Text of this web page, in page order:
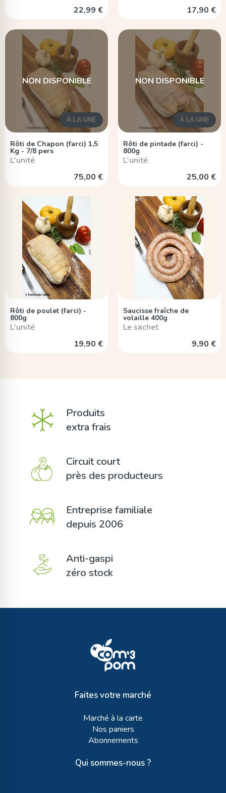
22,99 €
17,90 €
NON DISPONIBLE
À LA UNE
Rôti de Chapon (farci) 1,5
Kg - 7/8 pers
L'unité
75,00 €
NON DISPONIBLE
À LA UNE
Rôti de pintade (farci) -
800g
L'unité
25,00 €
Rôti de poulet (farci) -
800g
L'unité
19,90 €
Saucisse fraîche de
volaille 400g
Le sachet
9,90 €
Produits
extra frais
Circuit court
près des producteurs
Entreprise familiale
depuis 2006
Anti-gaspi
zéro stock
Faites votre marché
Marché à la carte
Nos paniers
Abonnements
Qui sommes-nous ?